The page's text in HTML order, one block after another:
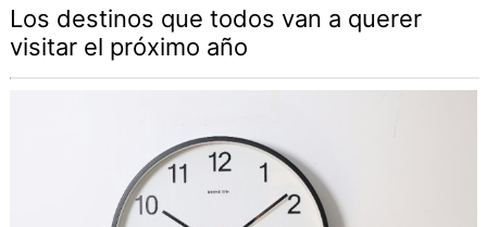
Los destinos que todos van a querer
visitar el próximo año